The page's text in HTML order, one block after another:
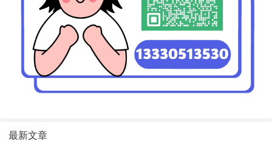
最新文章